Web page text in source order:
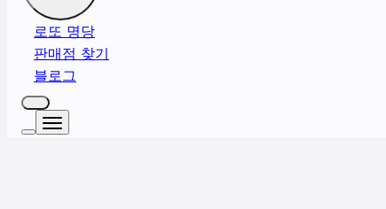
로또 명당
판매점 찾기
블로그